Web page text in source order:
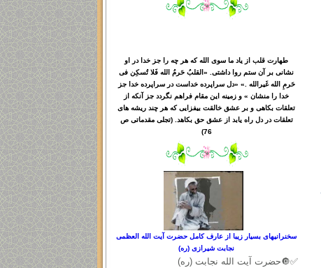
طهارت قلب از یاد ما سوی الله که هر چه را جز خدا در او
نشانی بر آن ستم روا داشتی. «القلبُ حَرمُ الله فَلا تُسکِن فی
حَرمِ الله غَیرالله .» «دل سراپرده خداست در سراپرده خدا جز
خدا را منشان » و زمینه این مقام فراهم نگردد جز آنکه از
تعلقات بکاهی و بر عشق خالقت بیفزایی که هر چند ریشه های
تعلقات در دل راه یابد از عشق حق بکاهد. (تجلی مقدماتی ص
76)
سخنرانیهای بسیار زیبا از عارف کامل حضرت آیت الله العظمی
نجابت شیرازی (ره)
✅🔘حضرت آیت الله نجابت (ره)